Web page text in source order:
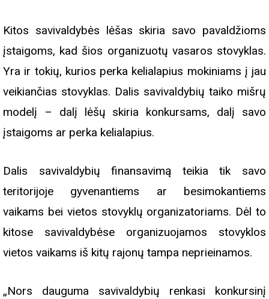
Kitos savivaldybės lėšas skiria savo pavaldžioms
įstaigoms, kad šios organizuotų vasaros stovyklas.
Yra ir tokių, kurios perka kelialapius mokiniams į jau
veikiančias stovyklas. Dalis savivaldybių taiko mišrų
modelį – dalį lėšų skiria konkursams, dalį savo
įstaigoms ar perka kelialapius.
Dalis savivaldybių finansavimą teikia tik savo
teritorijoje gyvenantiems ar besimokantiems
vaikams bei vietos stovyklų organizatoriams. Dėl to
kitose savivaldybėse organizuojamos stovyklos
vietos vaikams iš kitų rajonų tampa neprieinamos.
„Nors dauguma savivaldybių renkasi konkursinį